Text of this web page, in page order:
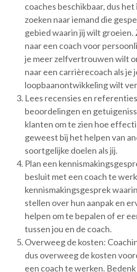
coaches beschikbaar, dus
zoeken naar iemand die
gebied waarin jij wilt
naar een coach voor
je meer zelfvertrouwen wilt
naar een carrièrecoach als je
loopbaanontwikkeling wilt
Lees recensies en
beoordelingen en
klanten om te zien hoe
geweest bij het helpen van
soortgelijke doelen als jij.
Plan een
besluit met een coach te
kennismakingsgesprek
stellen over hun aanpak en
helpen om te bepalen of er
tussen jou en de coach.
Overweeg de kosten:
dus overweeg de kosten
een coach te werken.